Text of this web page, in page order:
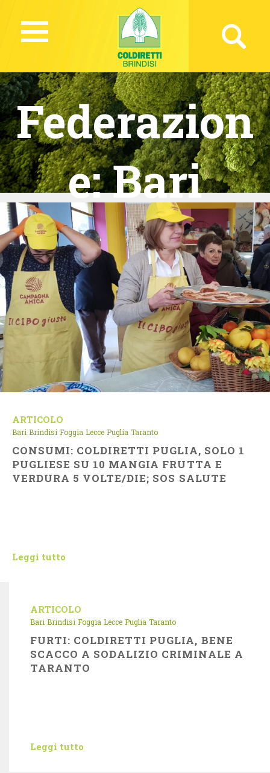
Federazion
e:Bari
ARTICOLO
Bari Brindisi Foggia Lecce Puglia Taranto
CONSUMI: COLDIRETTI PUGLIA, SOLO 1
PUGLIESE SU 10 MANGIA FRUTTA E
VERDURA 5 VOLTE/DIE; SOS SALUTE
Leggi tutto
ARTICOLO
Bari Brindisi Foggia Lecce Puglia Taranto
FURTI: COLDIRETTI PUGLIA, BENE
SCACCO A SODALIZIO CRIMINALE A
TARANTO
Leggi tutto